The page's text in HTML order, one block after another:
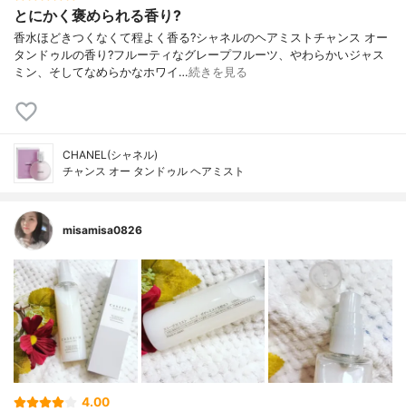
とにかく褒められる香り?
香水ほどきつくなくて程よく香る?シャネルのヘアミストチャンス オー
タンドゥルの香り?フルーティなグレープフルーツ、やわらかいジャス
ミン、そしてなめらかなホワイ…続きを見る
CHANEL(シャネル)
チャンス オー タンドゥル ヘアミスト
misamisa0826
4.00